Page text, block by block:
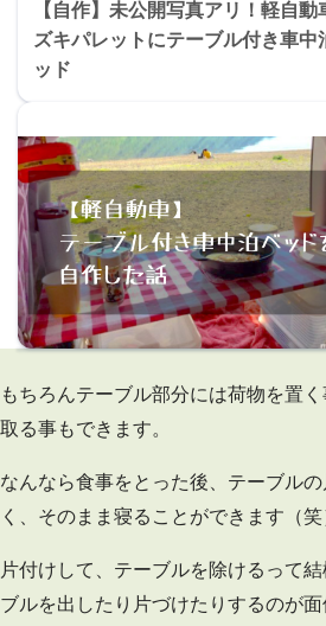
【自作】未公開写真アリ！軽自動
ズキパレットにテーブル付き車中
ッド
【自作】車中泊女子がテーブル付き
ベッドをDIYした話（軽自動車パレ
もちろんテーブル部分には荷物を置
取る事もできます。
なんなら食事をとった後、テーブル
く、そのまま寝ることができます（笑
片付けして、テーブルを除けるって
ブルを出したり片づけたりするのが面